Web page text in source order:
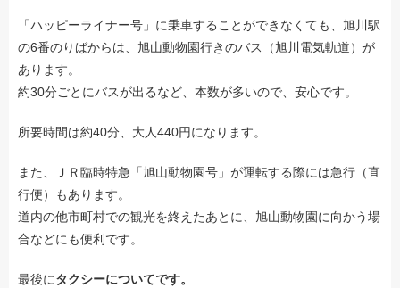
「ハッピーライナー号」に乗車することができなくても、旭川駅
の6番のりばからは、旭山動物園行きのバス（旭川電気軌道）が
あります。
約30分ごとにバスが出るなど、本数が多いので、安心です。
所要時間は約40分、大人440円になります。
また、ＪＲ臨時特急「旭山動物園号」が運転する際には急行（直
行便）もあります。
道内の他市町村での観光を終えたあとに、旭山動物園に向かう場
合などにも便利です。
最後にタクシーについてです。